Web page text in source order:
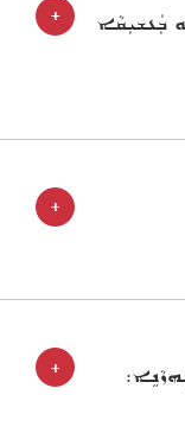
+
ܒܲܥܫܝܼܩܵܐ
+
+